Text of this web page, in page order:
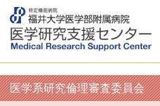
医学系研究倫理審査委員会